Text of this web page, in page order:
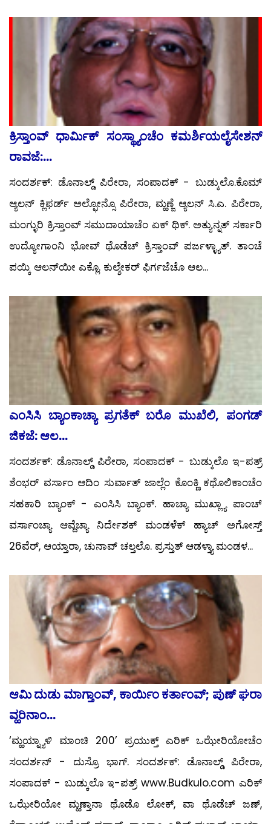
ಕ್ರಿಸ್ತಾಂವ್ ಧಾರ್ಮಿಕ್ ಸಂಸ್ಥ್ಯಾಂಚೆಂ ಕಮರ್ಶಿಯಲೈಸೇಶನ್
ರಾವಜೆ:...
ಸಂದರ್ಶಕ್: ಡೊನಾಲ್ಡ್ ಪಿರೇರಾ, ಸಂಪಾದಕ್ - ಬುಡ್ಕುಲೊ.ಕೊಮ್
ಆ್ಯಲನ್ ಕ್ಲಿಫರ್ಡ್ ಅಲ್ಫೋನ್ಸೊ ಪಿರೇರಾ, ಮ್ಹಣ್ಜೆ ಆ್ಯಲನ್ ಸಿ.ಎ. ಪಿರೇರಾ,
ಮಂಗ್ಳುರಿ ಕ್ರಿಸ್ತಾಂವ್ ಸಮುದಾಯಾಚೆಂ ಏಕ್ ಥಿಕ್. ಅತ್ಯುನ್ನತ್ ಸರ್ಕಾರಿ
ಉದ್ಯೋಗಾಂನಿ ಭೋವ್ ಥೊಡೆಚ್ ಕ್ರಿಸ್ತಾಂವ್ ಪರ್ಜಳ್ಳ್ಯಾತ್. ತಾಂಚೆ
ಪಯ್ಕಿ ಆಲನ್‍ಯೀ ಎಕ್ಲೊ. ಕುಲ್ಶೇಕರ್ ಫಿರ್ಗಜೆಚೊ ಆಲ...
ಎಂಸಿಸಿ ಬ್ಯಾಂಕಾಚ್ಯಾ ಪ್ರಗತೆಕ್ ಬರೊ ಮುಖೆಲಿ, ಪಂಗಡ್
ಜಿಕಜೆ: ಆಲ...
ಸಂದರ್ಶಕ್: ಡೊನಾಲ್ಡ್ ಪಿರೇರಾ, ಸಂಪಾದಕ್ - ಬುಡ್ಕುಲೊ ಇ-ಪತ್ರ್
ಶೆಂಭರ್ ವರ್ಸಾಂ ಆದಿಂ ಸುರ್ವಾತ್ ಜಾಲ್ಲೆಂ ಕೊಂಕ್ಣಿ ಕಥೊಲಿಕಾಂಚೆಂ
ಸಹಕಾರಿ ಬ್ಯಾಂಕ್ - ಎಂಸಿಸಿ ಬ್ಯಾಂಕ್. ಹಾಚ್ಯಾ ಮುಖ್ಲ್ಯಾ ಪಾಂಚ್
ವರ್ಸಾಂಚ್ಯಾ ಆವ್ದೆಚ್ಯಾ ನಿರ್ದೇಶಕ್ ಮಂಡಳೆಕ್ ಹ್ಯಾಚ್ ಅಗೋಸ್ತ್
26ವೆರ್, ಆಯ್ತಾರಾ, ಚುನಾವ್ ಚಲ್ತಲೊ. ಪ್ರಸ್ತುತ್ ಆಡಳ್ತ್ಯಾ ಮಂಡಳ...
ಆಮಿ ದುಡು ಮಾಗ್ತಾಂವ್, ಕಾರ್ಯಿಂ ಕರ್ತಾಂವ್; ಪುಣ್ ಘರಾ
ವ್ಹರಿನಾಂ...
‘ಮ್ಹಯ್ನ್ಯಾಳಿ ಮಾಂಚಿ 200’ ಪ್ರಯುಕ್ತ್ ಎರಿಕ್ ಒಝೇರಿಯೋಚೆಂ
ಸಂದರ್ಶನ್ - ದುಸ್ರೊ ಭಾಗ್. ಸಂದರ್ಶಕ್: ಡೊನಾಲ್ಡ್ ಪಿರೇರಾ,
ಸಂಪಾದಕ್ - ಬುಡ್ಕುಲೊ ಇ-ಪತ್ರ್ www.Budkulo.com ಎರಿಕ್
ಒಝೇರಿಯೋ ಮ್ಹಣ್ತಾನಾ ಥೊಡೊ ಲೋಕ್, ವಾ ಥೊಡೆಚ್ ಜಣ್,